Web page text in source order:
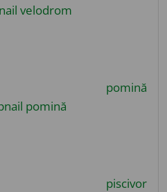
pomină
piscivor